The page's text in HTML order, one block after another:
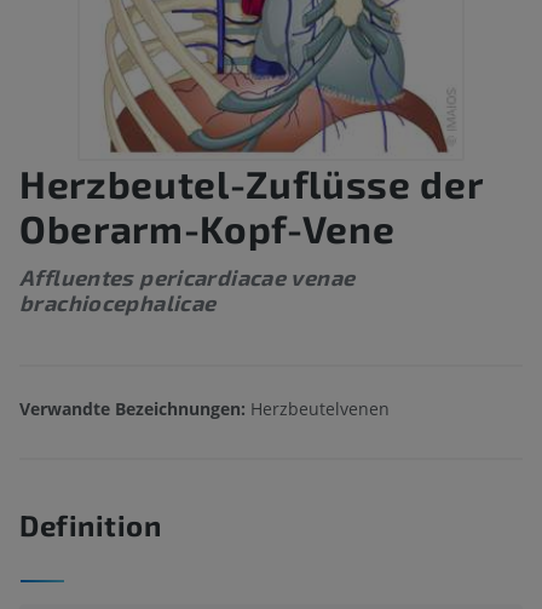
Herzbeutel-Zuflüsse der
Oberarm-Kopf-Vene
Affluentes pericardiacae venae
brachiocephalicae
Verwandte Bezeichnungen: Herzbeutelvenen
Definition